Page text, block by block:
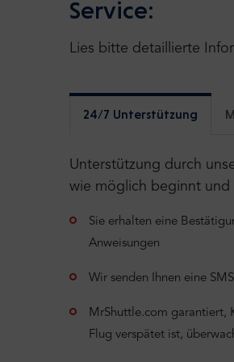
Service:
Lies bitte detaillierte
24/7 Unterstützung
Unterstützung durch
wie möglich beginnt und
Sie erhalten eine
Anweisungen
Wir senden Ihnen eine
MrShuttle.com garantiert,
Flug verspätet ist,